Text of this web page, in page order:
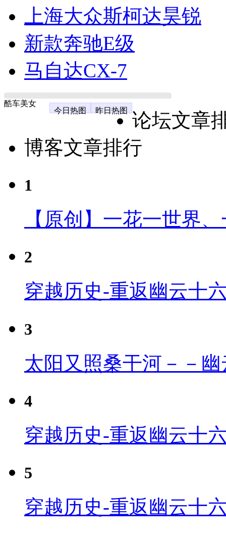
上海大众斯柯达昊锐
新款奔驰E级
马自达CX-7
酷车美女
今日热图
昨日热图
论坛文章
博客文章排行
1
【原创】一花一世界
2
穿越历史-重返幽云十
3
太阳又照桑干河－－
4
穿越历史-重返幽云十
5
穿越历史-重返幽云十